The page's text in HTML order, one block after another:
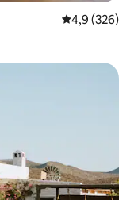
Vidutinis
4,9 (326)